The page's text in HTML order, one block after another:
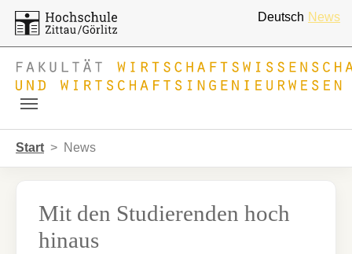
Deutsch News
Start News
Mit den Studierenden hoch
hinaus